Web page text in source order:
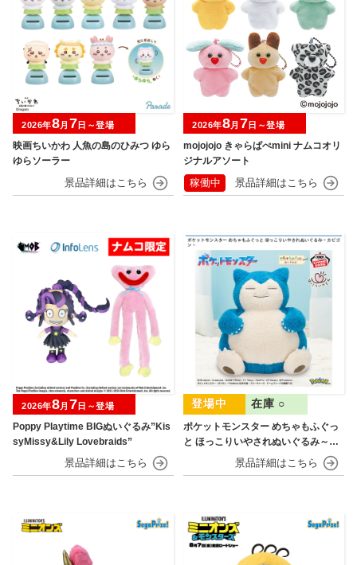
映画ちいかわ 人魚の島のひみつ ゆら
ゆらソーラー
2026年8月 7 日～登場
mojojojo きゃらぱぺmini ナムコオリ
ジナルアソート
2026年8月 7 日～登場
稼働中
Poppy Playtime BIGぬいぐるみ”Kis
syMissy&Lily Lovebraids”
2026年8月 7日～登場
ポケットモンスター めちゃもふぐっ
と ほっこりいやされぬいぐるみ～カ
在庫 ○